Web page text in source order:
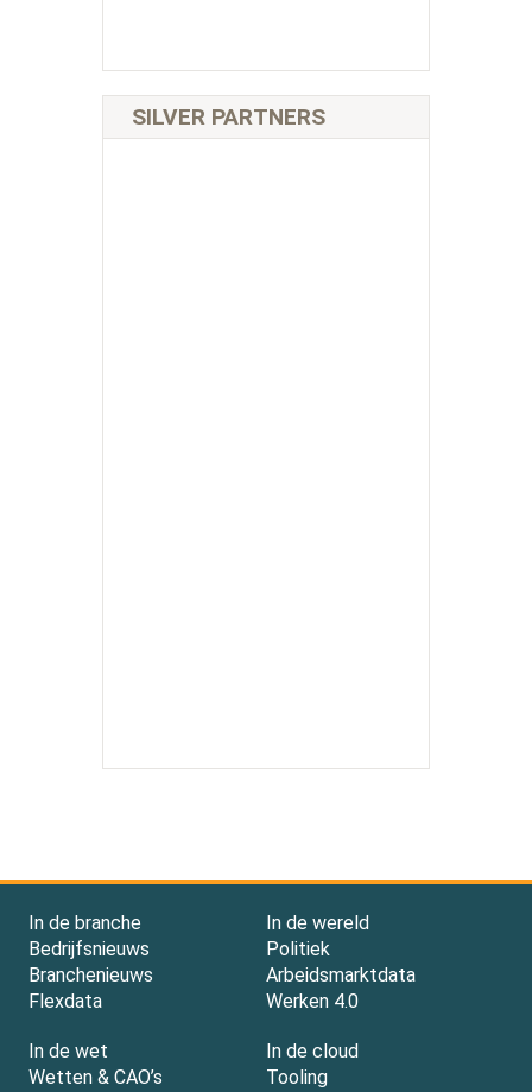
SILVER PARTNERS
In de branche
Bedrijfsnieuws
Branchenieuws
Flexdata
In de wereld
Politiek
Arbeidsmarktdata
Werken 4.0
In de wet
Wetten & CAO’s
In de cloud
Tooling